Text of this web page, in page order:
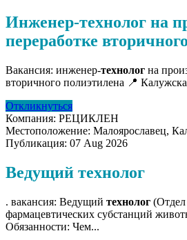
Инженер-технолог на
переработке
Вакансия: инженер-технолог на
вторичного полиэтилена 📍
Откликнуться
Компания: РЕЦИКЛЕН
Местоположение: Малоярославец,
Публикация: 07 Aug 2026
Ведущий технолог
. вакансия: Ведущий технолог (Отдел
фармацевтических субстанций
Обязанности: Чем...